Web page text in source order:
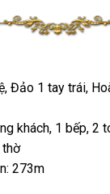
Đảo 1 tay trái,
khách, 1 bếp, 2
thờ
273m